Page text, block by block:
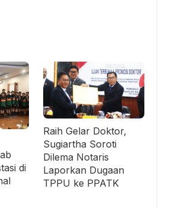
di
Raih Gelar Doktor,
Sugiartha Soroti
Dilema Notaris
Laporkan Dugaan
TPPU ke PPATK